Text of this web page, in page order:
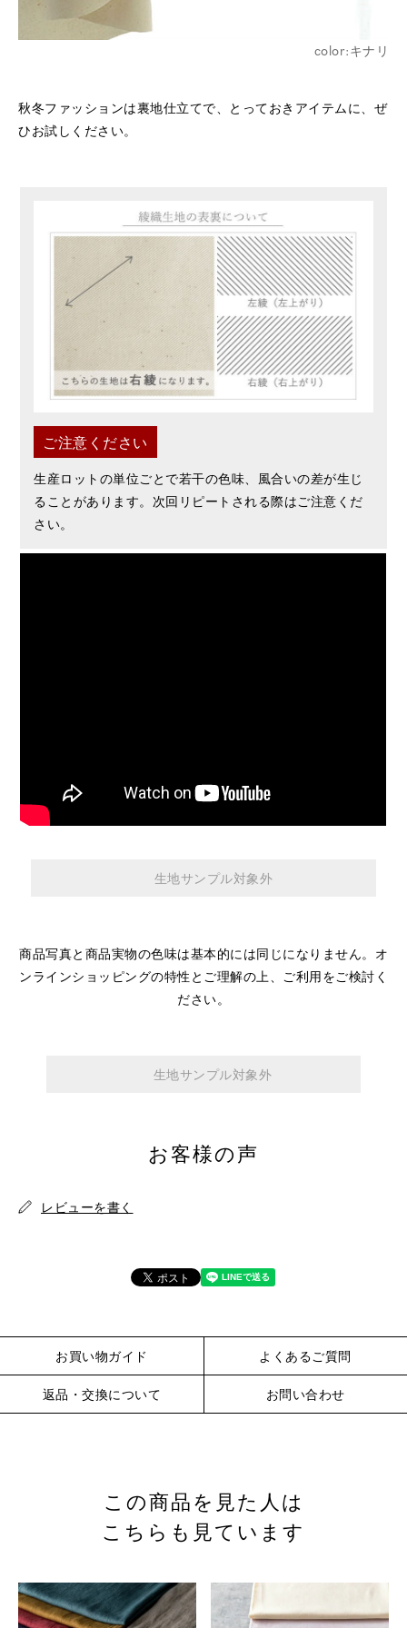
color:キナリ
秋冬ファッションは裏地仕立てで、とっておきアイテムに、ぜ
ひお試しください。
ご注意ください
生産ロットの単位ごとで若干の色味、風合いの差が生じ
ることがあります。 次回リピートされる際はご注意くだ
さい。
生地サンプル対象外
商品写真と商品実物の色味は基本的には同じになりません。 オ
ンラインショッピングの特性とご理解の上、ご利用をご検討く
ださい。
生地サンプル対象外
お客様の声
レビューを書く
お買い物ガイド よくあるご質問
返品・交換について お問い合わせ
この商品を見た人は
こちらも見ています